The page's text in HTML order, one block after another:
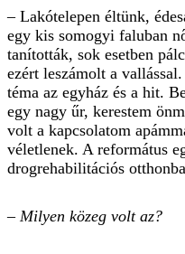
– Lakótelepen éltünk,
egy kis somogyi faluban
tanították, sok esetben
ezért leszámolt a
téma az egyház és a hit.
egy nagy űr, kerestem
volt a kapcsolatom
véletlenek. A református
drogrehabilitációs
– Milyen közeg volt az?